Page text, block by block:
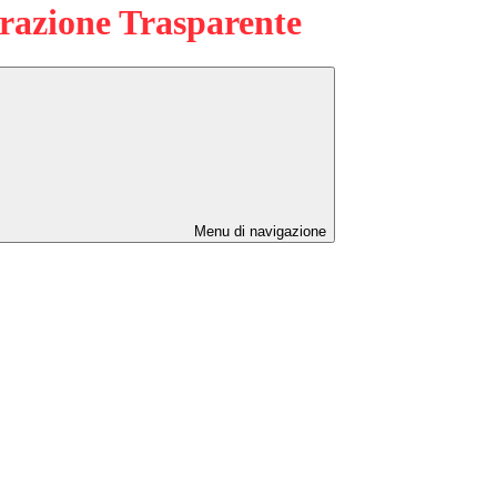
Trasparente
Menu di navigazione